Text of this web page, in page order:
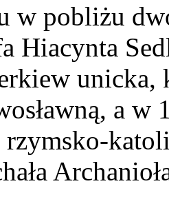
w pobliżu
Hiacynta
unicka,
a
rzymsko-